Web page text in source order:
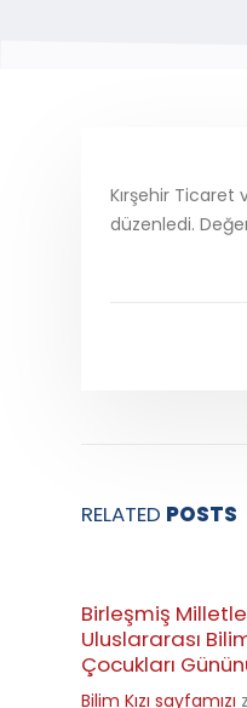
Kırşehir Ticaret
düzenledi.
RELATED POSTS
Birleşmiş
Uluslararası
Çocukları
Bilim Kızı sayfamızı